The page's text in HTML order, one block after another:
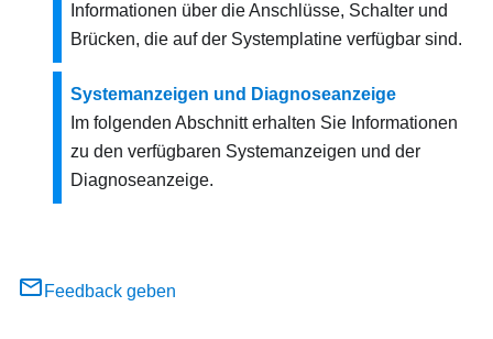
Informationen über die Anschlüsse, Schalter und
Brücken, die auf der Systemplatine verfügbar sind.
Systemanzeigen und Diagnoseanzeige
Im folgenden Abschnitt erhalten Sie Informationen
zu den verfügbaren Systemanzeigen und der
Diagnoseanzeige.
Feedback geben